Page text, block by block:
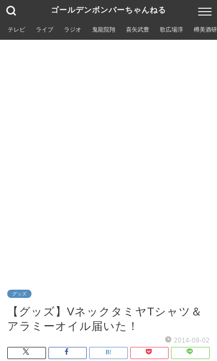
ゴールデンボンバーちゃんねる
テレビ ライブ ラジオ 鬼龍院翔 喜矢武豊 歌広場淳 樽美酒
グッズ
【グッズ】VネックタミヤTシャツ＆
アラミーオイル届いた！
2014-09-02